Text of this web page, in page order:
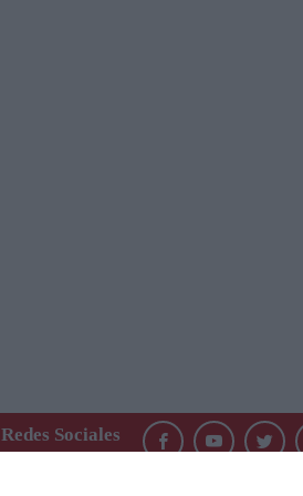
Redes Sociales